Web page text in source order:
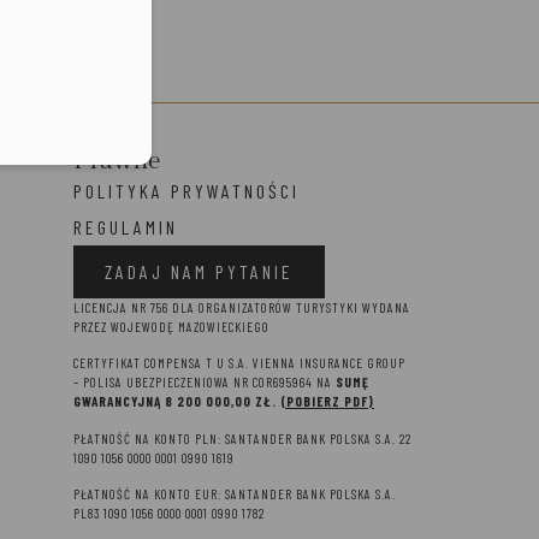
Prawne
POLITYKA PRYWATNOŚCI
REGULAMIN
ZADAJ NAM PYTANIE
LICENCJA NR 756 DLA ORGANIZATORÓW TURYSTYKI WYDANA
PRZEZ WOJEWODĘ MAZOWIECKIEGO
CERTYFIKAT COMPENSA T U S.A. VIENNA INSURANCE GROUP
– POLISA UBEZPIECZENIOWA NR COR695964 NA SUMĘ
GWARANCYJNĄ 8 200 000,00 ZŁ. (POBIERZ PDF)
PŁATNOŚĆ NA KONTO PLN: SANTANDER BANK POLSKA S.A. 22
1090 1056 0000 0001 0990 1619
PŁATNOŚĆ NA KONTO EUR: SANTANDER BANK POLSKA S.A.
PL83 1090 1056 0000 0001 0990 1782